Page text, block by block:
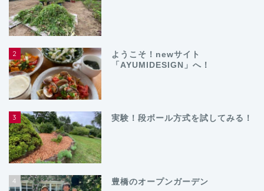
2
ようこそ！newサイト
「AYUMIDESIGN」へ！
3 実験！段ボール方式を試してみる！
4 豊橋のオープンガーデン